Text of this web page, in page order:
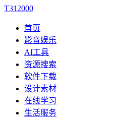
T312000
首页
影音娱乐
AI工具
资源搜索
软件下载
设计素材
在线学习
生活服务